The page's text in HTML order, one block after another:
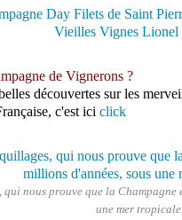
de Vignerons ?
découvertes sur les
c'est ici click
nous prouve que la
une mer